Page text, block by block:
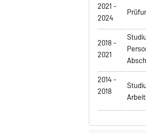
2021 -
2024
2018 -
2021
2014 -
2018